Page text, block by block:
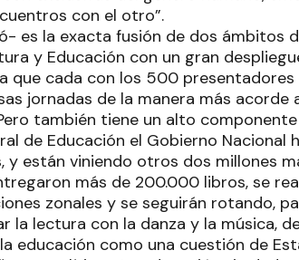
con el otro”.
es la exacta fusión de dos ámbitos
y Educación con un gran
que cada con los 500
jornadas de la manera más
también tiene un alto
de Educación el Gobierno
y están viniendo otros dos millones
más de 200.000 libros, se
zonales y se seguirán rotando,
la lectura con la danza y la música,
educación como una cuestión de